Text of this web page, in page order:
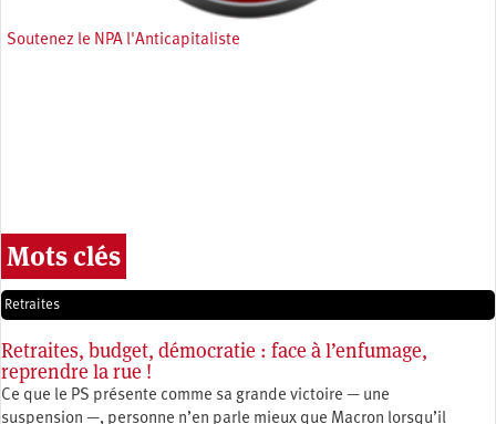
Soutenez le NPA l'Anticapitaliste
Mots clés
Retraites
Retraites, budget, démocratie : face à l’enfumage,
reprendre la rue !
Ce que le PS présente comme sa grande victoire — une
suspension —, personne n’en parle mieux que Macron lorsqu’il